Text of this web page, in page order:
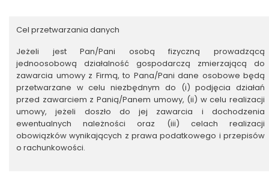
Cel przetwarzania danych
Jeżeli jest Pan/Pani osobą fizyczną prowadzącą
jednoosobową działalność gospodarczą zmierzającą do
zawarcia umowy z Firmą, to Pana/Pani dane osobowe będą
przetwarzane w celu niezbędnym do (i) podjęcia działań
przed zawarciem z Panią/Panem umowy, (ii) w celu realizacji
umowy, jeżeli doszło do jej zawarcia i dochodzenia
ewentualnych należności oraz (iii) celach realizacji
obowiązków wynikających z prawa podatkowego i przepisów
o rachunkowości.